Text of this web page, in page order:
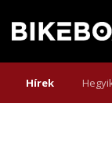
Hírek